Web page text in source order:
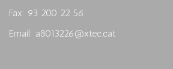
Fax: 93 200 22 56
Email: a8013226@xtec.cat